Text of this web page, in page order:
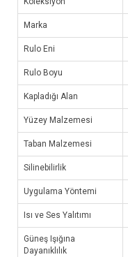
Marka
Rulo Eni
Rulo Boyu
Kapladığı Alan
Yüzey Malzemesi
Taban Malzemesi
Silinebilirlik
Uygulama Yöntemi
Isı ve Ses Yalıtımı
Güneş Işığına
Dayanıklılık